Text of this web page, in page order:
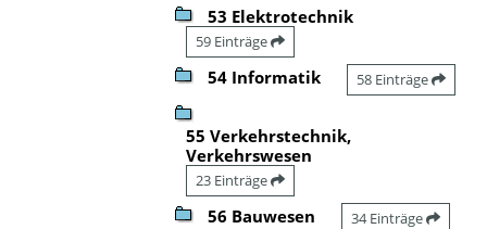
53 Elektrotechnik
59 Einträge
54 Informatik 58 Einträge
55 Verkehrstechnik,
Verkehrswesen
23 Einträge
56 Bauwesen 34 Einträge